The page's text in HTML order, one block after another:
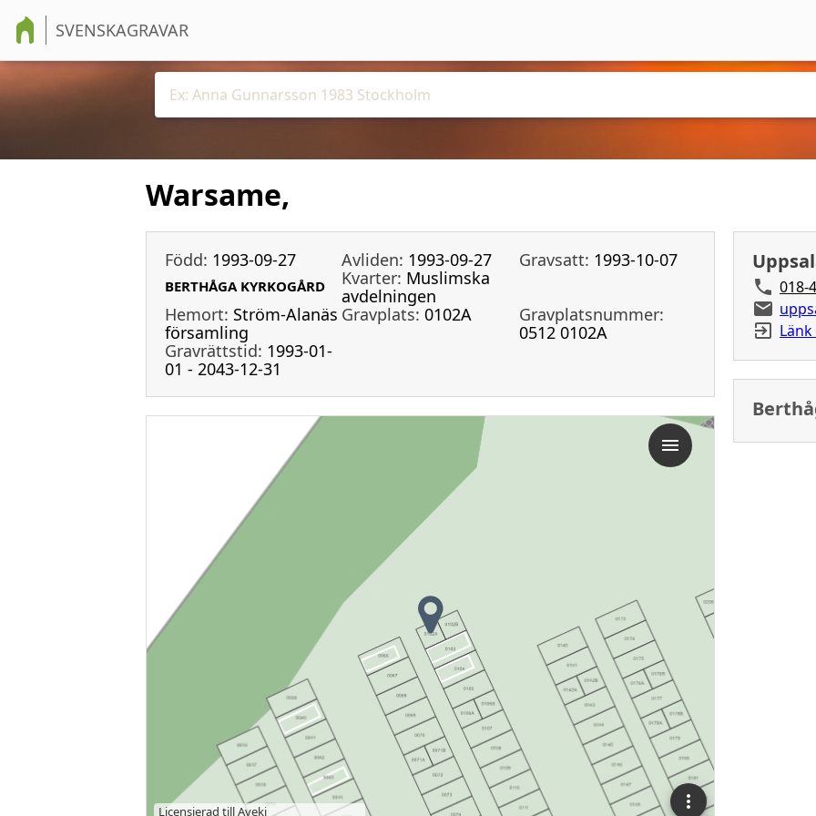
SVENSKAGRAVAR
Warsame,
Född: 1993-09-27 Avliden: 1993-09-27 Gravsatt: 1993-10-07
BERTHÅGA KYRKOGÅRD Kvarter: Muslimska
avdelningen
Hemort: Ström-Alanäs
församling
Gravplats: 0102A
Gravplatsnummer:
0512 0102A
Gravrättstid: 1993-01-
01 - 2043-12-31
018-